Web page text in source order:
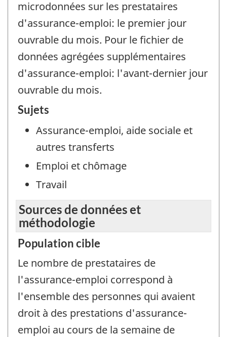
microdonnées sur les prestataires
d'assurance-emploi: le premier jour
ouvrable du mois. Pour le fichier de
données agrégées supplémentaires
d'assurance-emploi: l'avant-dernier jour
ouvrable du mois.
Sujets
Assurance-emploi, aide sociale et
autres transferts
Emploi et chômage
Travail
Sources de données et
méthodologie
Population cible
Le nombre de prestataires de
l'assurance-emploi correspond à
l'ensemble des personnes qui avaient
droit à des prestations d'assurance-
emploi au cours de la semaine de